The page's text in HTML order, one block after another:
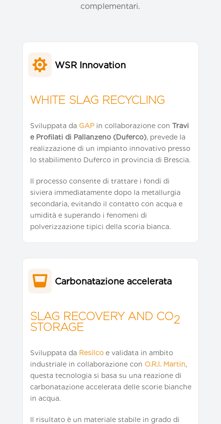
complementari.
 WSR Innovation
WHITE SLAG RECYCLING
Sviluppata da GAP in collaborazione con Travi
e Profilati di Pallanzeno (Duferco), prevede la
realizzazione di un impianto innovativo presso
lo stabilimento Duferco in provincia di Brescia.
Il processo consente di trattare i fondi di
siviera immediatamente dopo la metallurgia
secondaria, evitando il contatto con acqua e
umidità e superando i fenomeni di
polverizzazione tipici della scoria bianca.
 Carbonatazione accelerata
SLAG RECOVERY AND CO2
STORAGE
Sviluppata da Resilcoe validata in ambito
industriale in collaborazione con O.R.I. Martin,
questa tecnologia si basa su una reazione di
carbonatazione accelerata delle scorie bianche
in acqua.
Il risultato è un materiale stabile in grado di